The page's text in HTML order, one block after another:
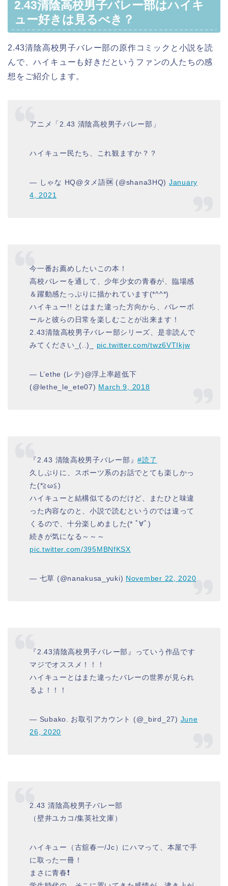
2.43清陰高校男子バレー部はハイキ
ュー好きは見るべき？
2.43清陰高校男子バレー部の原作コミックと小説を読
んで、ハイキューも好きだというファンの人たちの感
想をご紹介します。
アニメ「2.43 清陰高校男子バレー部」
ハイキュー民たち、これ観ますか？？
— しゃな HQ@タメ語🆗 (@shana3HQ) January
4, 2021
今一番お薦めしたいこの本！
高校バレーを通して、少年少女の青春が、臨場感
＆躍動感たっぷりに描かれています(*^^*)
ハイキュー!! とはまた違った方向から、バレーボ
ールと彼らの日常を楽しむことが出来ます！
2.43清陰高校男子バレー部シリーズ、是非読んで
みてください_(..)_ pic.twitter.com/twz6VTIkjw
— L’ethe (レテ)@浮上率超低下
(@lethe_le_ete07) March 9, 2018
『2.43 清陰高校男子バレー部』#読了
久しぶりに、スポーツ系のお話でとても楽しかっ
た(*≧ω≦)
ハイキューと結構似てるのだけど、またひと味違
った内容なのと、小説で読むというのでは違って
くるので、十分楽しめました(* ﾟ∀ﾟ)
続きが気になる～～～
pic.twitter.com/395MBNfKSX
— 七草 (@nanakusa_yuki) November 22, 2020
『2.43清陰高校男子バレー部』っていう作品です
マジでオススメ！！！
ハイキューとはまた違ったバレーの世界が見られ
るよ！！！
— Subako. お取引アカウント (@_bird_27) June
26, 2020
2.43 清陰高校男子バレー部
（壁井ユカコ/集英社文庫）
ハイキュー（古舘春一/Jc）にハマって、本屋で手
に取った一冊！
まさに青春❗️